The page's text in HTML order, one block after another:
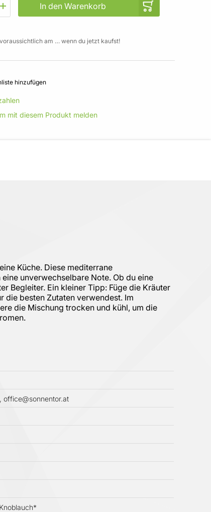
In den Warenkorb
am … wenn du jetzt kaufst!
hinzufügen
mit diesem Produkt melden
Küche. Diese mediterrane
unverwechselbare Note. Ob du eine
Begleiter. Ein kleiner Tipp: Füge die Kräuter
die besten Zutaten verwendest. Im
die Mischung trocken und kühl, um die
office@sonnentor.at